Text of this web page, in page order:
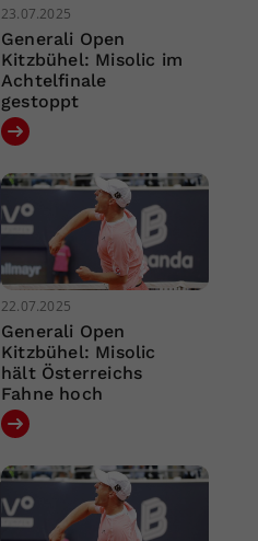
23.07.2025
Generali Open
Kitzbühel: Misolic im
Achtelfinale
gestoppt
22.07.2025
Generali Open
Kitzbühel: Misolic
hält Österreichs
Fahne hoch